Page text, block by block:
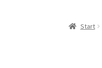
Start